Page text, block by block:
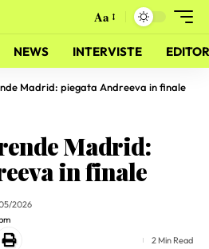
Aa
NEWS INTERVISTE
Madrid: piegata Andreeva in finale
Madrid:
in finale
2026
2 Min Read